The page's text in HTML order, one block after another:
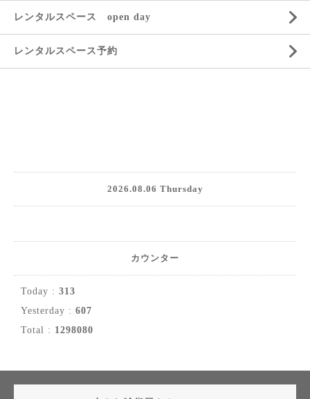
レンタルスペース open day
レンタルスペース予約
2026.08.06 Thursday
カウンター
Today : 313
Yesterday : 607
Total : 1298080